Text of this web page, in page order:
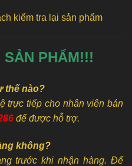
kiểm tra lại sản phẩm
PHẨM!!!
thế nào?
trực tiếp cho nhân viên bán
để được hỗ trợ.
không?
trước khi nhận hàng. Để